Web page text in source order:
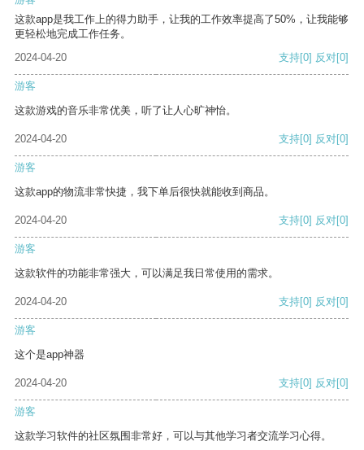
这款app是我工作上的得力助手，让我的工作效率提高了50%，让我能够
更轻松地完成工作任务。
2024-04-20
支持[0] 反对[0]
游客
这款游戏的音乐非常优美，听了让人心旷神怡。
2024-04-20 支持[0] 反对[0]
游客
这款app的物流非常快捷，我下单后很快就能收到商品。
2024-04-20 支持[0] 反对[0]
游客
这款软件的功能非常强大，可以满足我日常使用的需求。
2024-04-20 支持[0] 反对[0]
游客
这个是app神器
2024-04-20 支持[0] 反对[0]
游客
这款学习软件的社区氛围非常好，可以与其他学习者交流学习心得。